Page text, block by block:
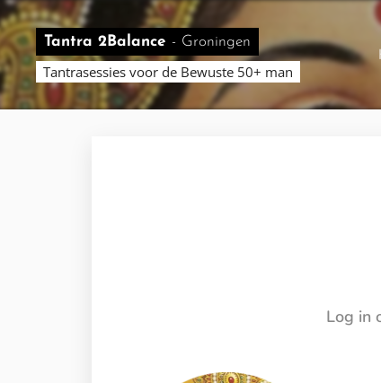
Tantra 2Balance - Groningen
Tantrasessies voor de Bewuste 50+ man
Log in